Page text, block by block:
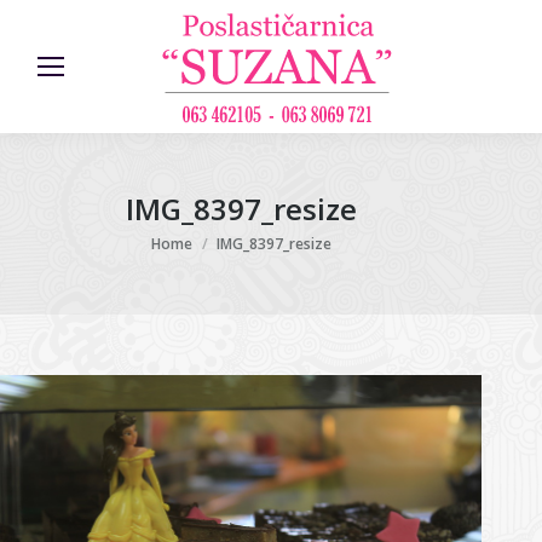
IMG_8397_resize
You are here:
Home IMG_8397_resize